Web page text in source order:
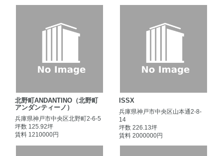
北野町ANDANTINO（北野町
アンダンティーノ）
兵庫県神戸市中央区北野町2-6-5
坪数 125.92坪
賃料 1210000円
ISSX
兵庫県神戸市中央区山本通2-8-
14
坪数 226.13坪
賃料 2000000円